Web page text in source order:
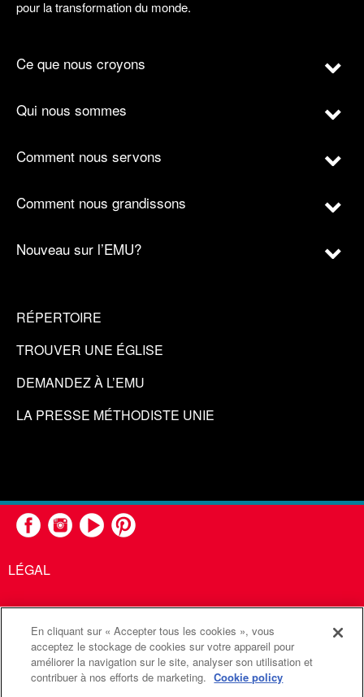
pour la transformation du monde.
Ce que nous croyons
Qui nous sommes
Comment nous servons
Comment nous grandissons
Nouveau sur l’EMU?
RÉPERTOIRE
TROUVER UNE ÉGLISE
DEMANDEZ À L’EMU
LA PRESSE MÉTHODISTE UNIE
LÉGAL
United Methodist Communications est une agence de l'Église
Méthodiste Unie
Communications Méthodistes Unies. Tous droits
En cliquant sur « Accepter tous les cookies », vous
acceptez le stockage de cookies sur votre appareil pour
améliorer la navigation sur le site, analyser son utilisation et
contribuer à nos efforts de marketing. Cookie policy